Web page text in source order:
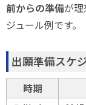
前からの準備が
ジュール例です。
出願準備スケ
時期